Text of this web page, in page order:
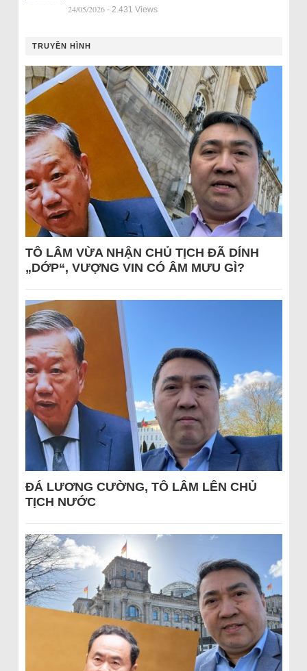
24/05/2026 - 2.431 Views
TRUYỀN HÌNH
TÔ LÂM VỪA NHẬN CHỦ TỊCH ĐÃ DÍNH
„DỚP“, VƯỢNG VIN CÓ ÂM MƯU GÌ?
ĐÁ LƯƠNG CƯỜNG, TÔ LÂM LÊN CHỦ
TỊCH NƯỚC